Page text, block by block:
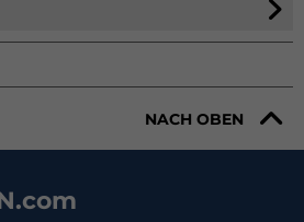
NACH OBEN